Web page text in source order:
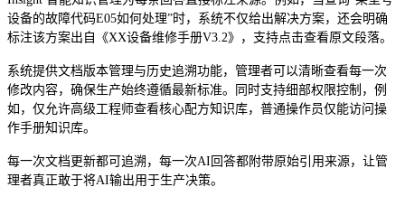
设备的故障代码E05如何处理”时，系统不仅给出解决方案，还会明确
标注该方案出自《XX设备维修手册V3.2》，支持点击查看原文段落。
系统提供文档版本管理与历史追溯功能，管理者可以清晰查看每一次
修改内容，确保生产始终遵循最新标准。同时支持细部权限控制，例
如，仅允许高级工程师查看核心配方知识库，普通操作员仅能访问操
作手册知识库。
每一次文档更新都可追溯，每一次AI回答都附带原始引用来源，让管
理者真正敢于将AI输出用于生产决策。